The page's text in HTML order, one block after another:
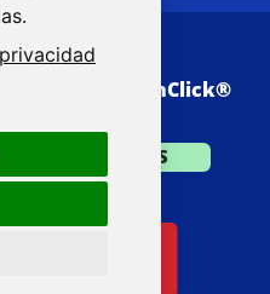
por VisionClick®
PRESUPUESTOS
NOSOTROS